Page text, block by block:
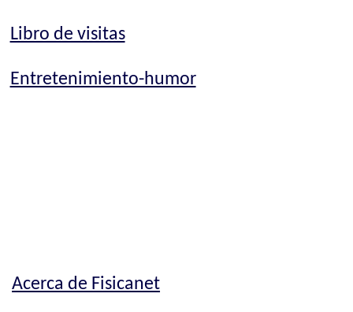
Libro de visitas
Entretenimiento-humor
Acerca de Fisicanet